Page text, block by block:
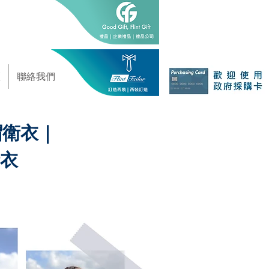
聯絡我們
衣｜